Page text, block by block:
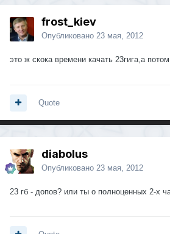
frost_kiev
Опубликовано 23 мая, 2012
это ж скока времени качать 23гига,а
Quote
diabolus
Опубликовано 23 мая, 2012
23 гб - допов? или ты о полноценных 2-х